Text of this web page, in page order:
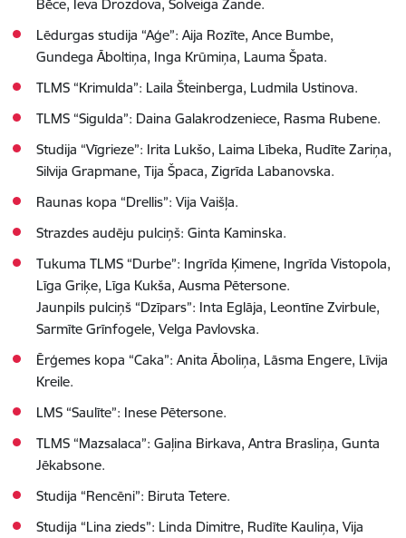
Bēce, Ieva Drozdova, Solveiga Zande.
Lēdurgas studija “Aģe”: Aija Rozīte, Ance Bumbe,
Gundega Āboltiņa, Inga Krūmiņa, Lauma Špata.
TLMS “Krimulda”: Laila Šteinberga, Ludmila Ustinova.
TLMS “Sigulda”: Daina Galakrodzeniece, Rasma Rubene.
Studija “Vīgrieze”: Irita Lukšo, Laima Lībeka, Rudīte Zariņa,
Silvija Grapmane, Tija Špaca, Zigrīda Labanovska.
Raunas kopa “Drellis”: Vija Vaišļa.
Strazdes audēju pulciņš: Ginta Kaminska.
Tukuma TLMS “Durbe”: Ingrīda Ķimene, Ingrīda Vistopola,
Līga Griķe, Līga Kukša, Ausma Pētersone.
Jaunpils pulciņš “Dzīpars”: Inta Eglāja, Leontīne Zvirbule,
Sarmīte Grīnfogele, Velga Pavlovska.
Ērģemes kopa “Caka”: Anita Āboliņa, Lāsma Engere, Līvija
Kreile.
LMS “Saulīte”: Inese Pētersone.
TLMS “Mazsalaca”: Gaļina Birkava, Antra Brasliņa, Gunta
Jēkabsone.
Studija “Rencēni”: Biruta Tetere.
Studija “Lina zieds”: Linda Dimitre, Rudīte Kauliņa, Vija